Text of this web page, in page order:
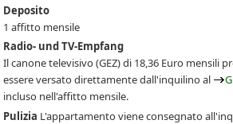
Deposito
1 affitto mensile
Radio- und TV-Empfang
Il canone televisivo(GEZ)di 18,36 Euro mensili
essere versato direttamente dall'inquilino al
incluso nell'affitto mensile.
Pulizia L'appartamento viene consegnato